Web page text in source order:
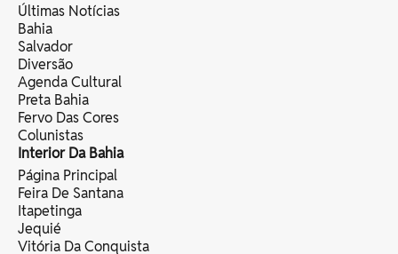
Últimas Notícias
Bahia
Salvador
Diversão
Agenda Cultural
Preta Bahia
Fervo Das Cores
Colunistas
Interior Da Bahia
Página Principal
Feira De Santana
Itapetinga
Jequié
Vitória Da Conquista